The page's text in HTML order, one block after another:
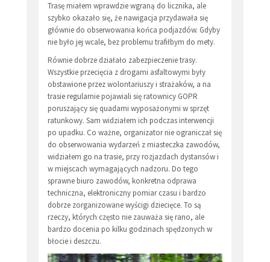
Trasę miałem wprawdzie wgraną do licznika, ale
szybko okazało się, że nawigacja przydawała się
głównie do obserwowania końca podjazdów. Gdyby
nie było jej wcale, bez problemu trafiłbym do mety.
Równie dobrze działało zabezpieczenie trasy.
Wszystkie przecięcia z drogami asfaltowymi były
obstawione przez wolontariuszy i strażaków, a na
trasie regularnie pojawiali się ratownicy GOPR
poruszający się quadami wyposażonymi w sprzęt
ratunkowy. Sam widziałem ich podczas interwencji
po upadku. Co ważne, organizator nie ograniczał się
do obserwowania wydarzeń z miasteczka zawodów,
widziałem go na trasie, przy rozjazdach dystansów i
w miejscach wymagających nadzoru. Do tego
sprawne biuro zawodów, konkretna odprawa
techniczna, elektroniczny pomiar czasu i bardzo
dobrze zorganizowane wyścigi dziecięce. To są
rzeczy, których często nie zauważa się rano, ale
bardzo docenia po kilku godzinach spędzonych w
błocie i deszczu.